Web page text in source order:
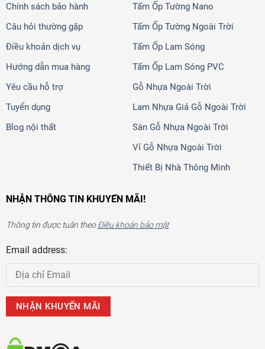
Chính sách bảo hành
Câu hỏi thường gặp
Điều khoản dịch vụ
Hướng dẫn mua hàng
Yêu cầu hỗ trợ
Tuyển dụng
Blog nội thất
Tấm Ốp Tường Nano
Tấm Ốp Tường Ngoài Trời
Tấm Ốp Lam Sóng
Tấm Ốp Lam Sóng PVC
Gỗ Nhựa Ngoài Trời
Lam Nhựa Giả Gỗ Ngoài Trời
Sàn Gỗ Nhựa Ngoài Trời
Vỉ Gỗ Nhựa Ngoài Trời
Thiết Bị Nhà Thông Minh
NHẬN THÔNG TIN KHUYẾN MÃI!
Thông tin được tuân theoĐiều khoản bảo mật
Email address: